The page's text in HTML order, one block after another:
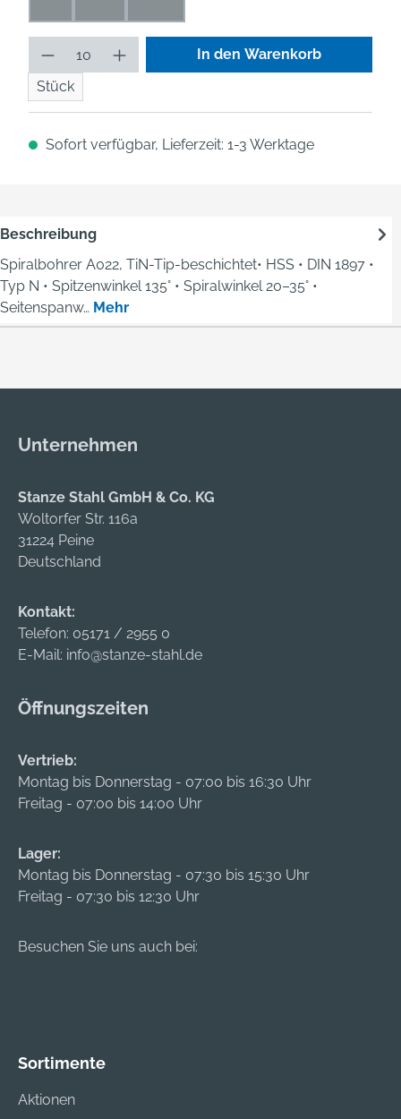
(Diese Option ist zurzeit nicht verfügbar.)
(Diese Option ist zurzeit nicht verfügbar.)
(Diese Option ist zurzeit nicht verfügbar.)
Produkt Anzahl: Gib den
Stück
In den Warenkorb
Sofort verfügbar, Lieferzeit: 1-3 Werktage
Beschreibung
Spiralbohrer A022, TiN-Tip-beschichtet• HSS • DIN 1897 •
Typ N • Spitzenwinkel 135° • Spiralwinkel 20–35° •
Seitenspanw… Mehr
Unternehmen
Stanze Stahl GmbH & Co. KG
Woltorfer Str. 116a
31224 Peine
Deutschland
Kontakt:
Telefon: 05171 / 2955 0
E-Mail: info@stanze-stahl.de
Öffnungszeiten
Vertrieb:
Montag bis Donnerstag - 07:00 bis 16:30 Uhr
Freitag - 07:00 bis 14:00 Uhr
Lager:
Montag bis Donnerstag - 07:30 bis 15:30 Uhr
Freitag - 07:30 bis 12:30 Uhr
Besuchen Sie uns auch bei:
Sortimente
Aktionen